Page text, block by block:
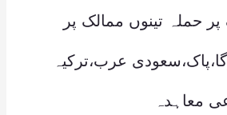
حملہ تینوں ممالک پر
عرب،ترکیہ
معاہدہ